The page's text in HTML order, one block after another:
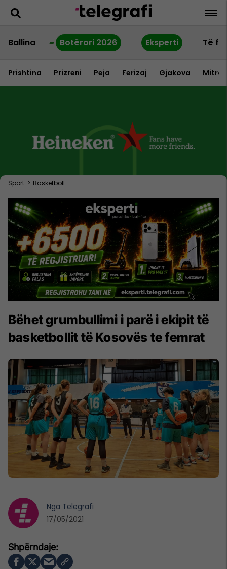
Ballina Botërori 2026 Eksperti Të
Prishtina Prizreni Peja Ferizaj Gjakova
Sport > Basketboll
Bëhet grumbullimi i parë i ekipit të
basketbollit të Kosovës te femrat
Nga Telegrafi
17/05/2021